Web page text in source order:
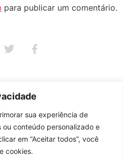
sua experiência de
conteúdo personalizado e
em “Aceitar todos”, você
cookies.
para publicar um comentário.
os direitos reservados
e Termos de Uso